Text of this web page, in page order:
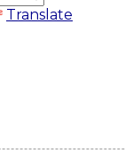
Translate